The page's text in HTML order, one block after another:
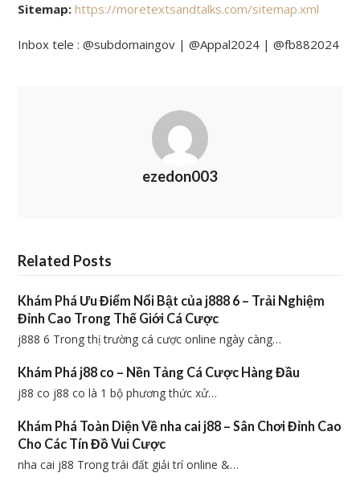
Sitemap: https://moretextsandtalks.com/sitemap.xml
Inbox tele : @subdomaingov | @Appal2024 | @fb882024
ezedon003
Related Posts
Khám Phá Ưu Điểm Nổi Bật của j888 6 – Trải Nghiệm
Đỉnh Cao Trong Thế Giới Cá Cược
j888 6 Trong thị trường cá cược online ngày càng…
Khám Phá j88 co – Nền Tảng Cá Cược Hàng Đầu
j88 co j88 co là 1 bộ phương thức xử…
Khám Phá Toàn Diện Về nha cai j88 – Sân Chơi Đỉnh Cao
Cho Các Tín Đồ Vui Cược
nha cai j88 Trong trái đất giải trí online &…